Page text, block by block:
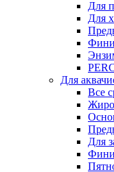
Для
Для
Для
Все
Для